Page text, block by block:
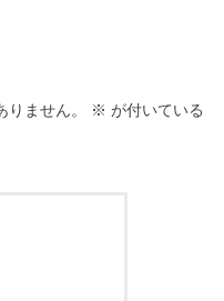
ません。 ※ が付いている